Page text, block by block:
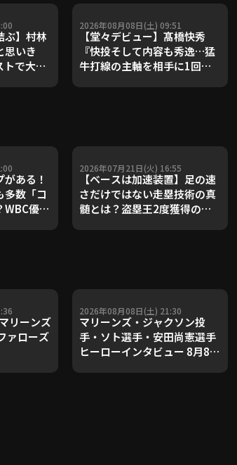
ぶ】村林
思いき
で大き
2026年08月08日(土) 09:51
【堂々デビュー】髙橋快秀
『快投そして内容も秀逸…猛
牛打線の主軸を相手に1回無
ある！
多数「コ
WBC優勝
2026年07月21日(火) 16:55
【ベースは加速装置】足の速
さだけではない走塁技術の真
髄とは？盗塁王2度獲得の金
リーンズ
ァローズ
2026年08月08日(土) 21:30
マリーンズ・ジャクソン投
手・ソト選手・安田尚憲選手
ヒーローインタビュー 8月8日